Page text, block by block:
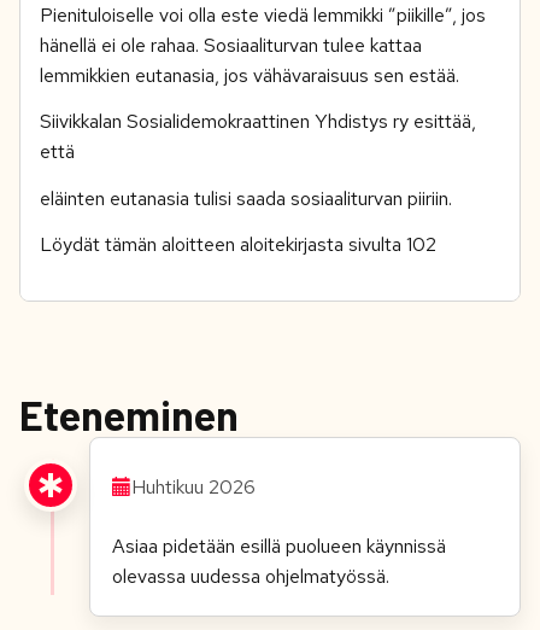
Pienituloiselle voi olla este viedä lemmikki ”piikille”, jos
hänellä ei ole rahaa. Sosiaaliturvan tulee kattaa
lemmikkien eutanasia, jos vähävaraisuus sen estää.
Siivikkalan Sosialidemokraattinen Yhdistys ry esittää,
että
eläinten eutanasia tulisi saada sosiaaliturvan piiriin.
Löydät tämän aloitteen aloitekirjasta sivulta 102
Eteneminen
Huhtikuu 2026
Asiaa pidetään esillä puolueen käynnissä
olevassa uudessa ohjelmatyössä.